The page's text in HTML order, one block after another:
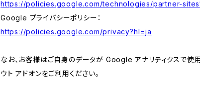
https://policies.google.com/technologies/partner-
Google プライバシーポリシー：
https://policies.google.com/privacy?hl=ja
なお、お客様はご自身のデータが Google アナリティクスで
ウト アドオンをご利用ください。